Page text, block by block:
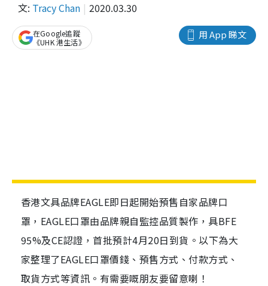
文: Tracy Chan 2020.03.30
用 App 睇文
在Google追蹤
《UHK 港生活》
香港文具品牌EAGLE即日起開始預售自家品牌口
罩，EAGLE口罩由品牌親自監控品質製作，具BFE
95%及CE認證，首批預計4月20日到貨。以下為大
家整理了EAGLE口罩價錢、預售方式、付款方式、
取貨方式等資訊。有需要嘅朋友要留意喇！